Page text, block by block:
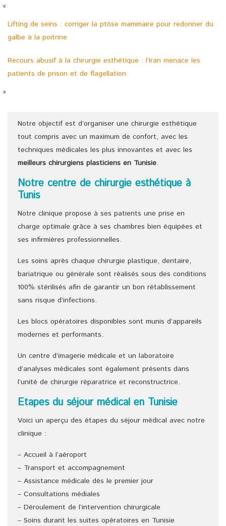
«
Lifting de seins : corriger la ptôse mammaire pour redonner du
galbe à la poitrine
Recours abusif à la chirurgie esthétique : l’Iran menace les
patients de prison et de flagellation
»
Notre objectif est d’organiser une chirurgie esthétique
tout compris avec un maximum de confort, avec les
techniques médicales les plus innovantes et avec les
meilleurs chirurgiens plasticiens en Tunisie.
Notre centre de chirurgie esthétique à
Tunis
Notre clinique propose à ses patients une prise en
charge optimale grâce à ses chambres bien équipées et
ses infirmières professionnelles.
Les soins après chaque chirurgie plastique, dentaire,
bariatrique ou générale sont réalisés sous des conditions
100% stérilisés afin de garantir un bon rétablissement
sans risque d’infections.
Les blocs opératoires disponibles sont munis d’appareils
modernes et performants.
Un centre d’imagerie médicale et un laboratoire
d’analyses médicales sont également présents dans
l’unité de chirurgie réparatrice et reconstructrice.
Etapes du séjour médical en Tunisie
Voici un aperçu des étapes du séjour médical avec notre
clinique :
– Accueil à l’aéroport
– Transport et accompagnement
– Assistance médicale dès le premier jour
– Consultations médiales
– Déroulement de l‘intervention chirurgicale
– Soins durant les suites opératoires en Tunisie